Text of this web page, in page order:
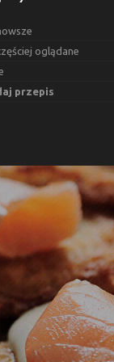
oglądane
przepis